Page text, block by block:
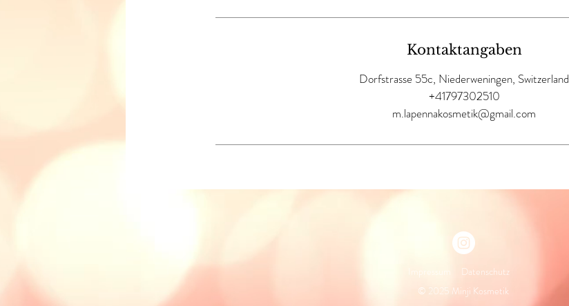
Kontaktangaben
Dorfstrasse 55c, Niederweningen, Switzerland
+41797302510
m.lapennakosmetik@gmail.com
Impressum
Datenschutz
© 2025 Minji Kosmetik